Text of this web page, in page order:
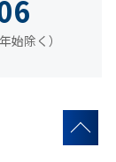
始除く）